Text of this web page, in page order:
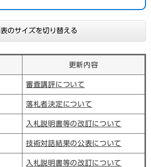
表のサイズを切り替える
更新内容
審査講評について
落札者決定について
入札説明書等の改訂について
技術対話結果の公表について
入札説明書等の改訂について